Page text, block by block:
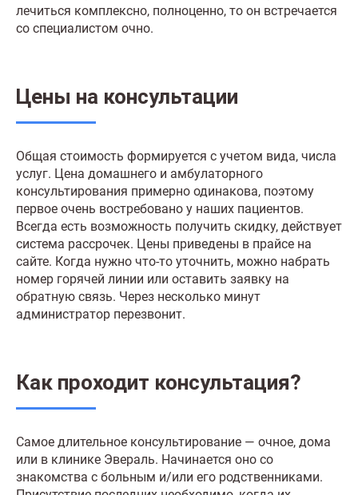
лечиться комплексно, полноценно, то он встречается
со специалистом очно.
Цены на консультации
Общая стоимость формируется с учетом вида, числа
услуг. Цена домашнего и амбулаторного
консультирования примерно одинакова, поэтому
первое очень востребовано у наших пациентов.
Всегда есть возможность получить скидку, действует
система рассрочек. Цены приведены в прайсе на
сайте. Когда нужно что-то уточнить, можно набрать
номер горячей линии или оставить заявку на
обратную связь. Через несколько минут
администратор перезвонит.
Как проходит консультация?
Самое длительное консультирование — очное, дома
или в клинике Эвераль. Начинается оно со
знакомства с больным и/или его родственниками.